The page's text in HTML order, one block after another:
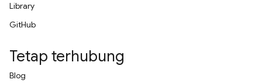
Library
GitHub
Tetap terhubung
Blog